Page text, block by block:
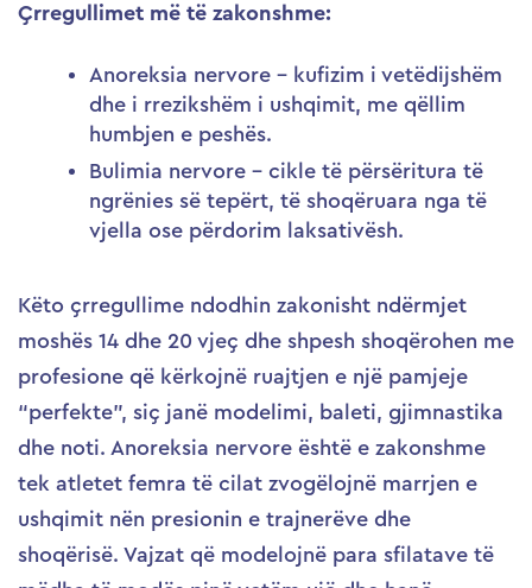
Çrregullimet më të zakonshme:
Anoreksia nervore – kufizim i vetëdijshëm
dhe i rrezikshëm i ushqimit, me qëllim
humbjen e peshës.
Bulimia nervore – cikle të përsëritura të
ngrënies së tepërt, të shoqëruara nga të
vjella ose përdorim laksativësh.
Këto çrregullime ndodhin zakonisht ndërmjet
moshës 14 dhe 20 vjeç dhe shpesh shoqërohen me
profesione që kërkojnë ruajtjen e një pamjeje
“perfekte”, siç janë modelimi, baleti, gjimnastika
dhe noti. Anoreksia nervore është e zakonshme
tek atletet femra të cilat zvogëlojnë marrjen e
ushqimit nën presionin e trajnerëve dhe
shoqërisë. Vajzat që modelojnë para sfilatave të